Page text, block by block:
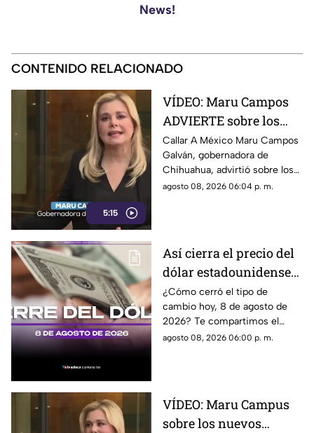
News!
CONTENIDO RELACIONADO
5:15
VÍDEO: Maru Campos
ADVIERTE sobre los
RIESGOS de los nuevos
lineamientos
propuestos por el
Gobierno
Callar A México Maru Campos
Galván, gobernadora de
Chihuahua, advirtió sobre los
riesgos que podrían
disposiciones podrían
utilizarse para sancionar a
medios y periodistas críticos,
además de abrir la puerta a
que el poder determine qué
contenidos son información,
opinión o motivo de sanción.
agosto 08, 2026 06:04 p. m.
Así cierra el precio del
dólar estadounidense
HOY, sábado 8 de
agosto de 2026, en
Cancún
¿Cómo cerró el tipo de
cambio hoy, 8 de agosto de
2026? Te compartimos el
precio del dólar al cierre de
agosto 08, 2026 06:00 p. m.
VÍDEO: Maru Campus
sobre los nuevos